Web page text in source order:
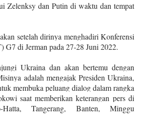
Zelenksy dan Putin di waktu dan tempat
setelah dirinya menghadiri Konferensi
di Jerman pada 27-28 Juni 2022.
Ukraina dan akan bertemu dengan
adalah mengajak Presiden Ukraina,
membuka peluang dialog dalam rangka
saat memberikan keterangan pers di
Hatta, Tangerang, Banten, Minggu